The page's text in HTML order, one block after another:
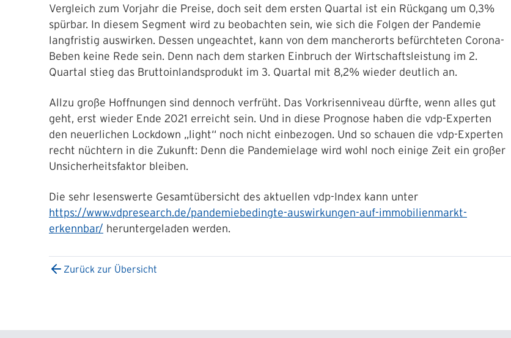
Vergleich zum Vorjahr die Preise, doch seit dem ersten Quartal ist ein Rückgang um 0,3%
spürbar. In diesem Segment wird zu beobachten sein, wie sich die Folgen der Pandemie
langfristig auswirken. Dessen ungeachtet, kann von dem mancherorts befürchteten Corona-
Beben keine Rede sein. Denn nach dem starken Einbruch der Wirtschaftsleistung im 2.
Quartal stieg das Bruttoinlandsprodukt im 3. Quartal mit 8,2% wieder deutlich an.
Allzu große Hoffnungen sind dennoch verfrüht. Das Vorkrisenniveau dürfte, wenn alles gut
geht, erst wieder Ende 2021 erreicht sein. Und in diese Prognose haben die vdp-Experten
den neuerlichen Lockdown „light“ noch nicht einbezogen. Und so schauen die vdp-Experten
recht nüchtern in die Zukunft: Denn die Pandemielage wird wohl noch einige Zeit ein großer
Unsicherheitsfaktor bleiben.
Die sehr lesenswerte Gesamtübersicht des aktuellen vdp-Index kann unter
https://www.vdpresearch.de/pandemiebedingte-auswirkungen-auf-immobilienmarkt-
erkennbar/ heruntergeladen werden.
Zurück zur Übersicht